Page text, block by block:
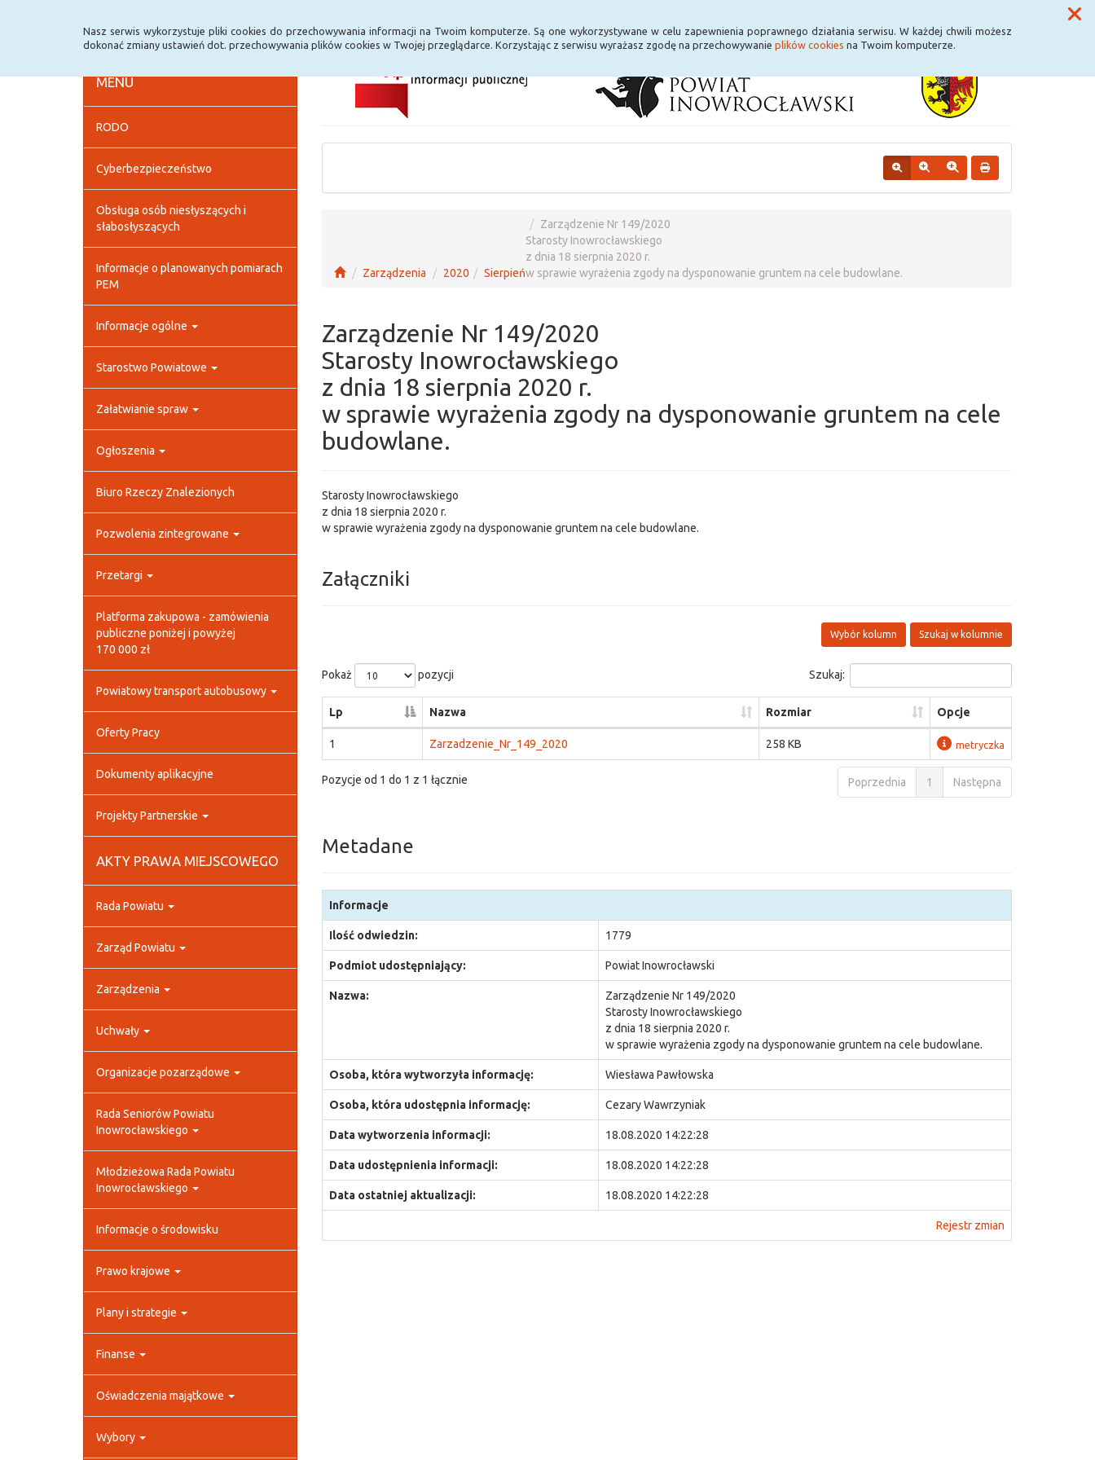
Nasz serwis wykorzystuje pliki cookies do przechowywania informacji na Twoim komputerze. Są one wykorzystywane w celu zapewnienia poprawnego działania serwisu. W każdej chwili możesz
dokonać zmiany ustawień dot. przechowywania plików cookies w Twojej przeglądarce. Korzystając z serwisu wyrażasz zgodę na przechowywanie plików cookies na Twoim komputerze.
MENU
RODO
Cyberbezpieczeństwo
Obsługa osób niesłyszących i
słabosłyszących
Informacje o planowanych pomiarach
PEM
Informacje ogólne
Starostwo Powiatowe
Załatwianie spraw
Ogłoszenia
Biuro Rzeczy Znalezionych
Pozwolenia zintegrowane
Przetargi
Platforma zakupowa - zamówienia
publiczne poniżej i powyżej
170 000 zł
Powiatowy transport autobusowy
Oferty Pracy
Dokumenty aplikacyjne
Projekty Partnerskie
AKTY PRAWA MIEJSCOWEGO
Rada Powiatu
Zarząd Powiatu
Zarządzenia
Uchwały
Organizacje pozarządowe
Rada Seniorów Powiatu
Inowrocławskiego
Młodzieżowa Rada Powiatu
Inowrocławskiego
Informacje o środowisku
Prawo krajowe
Plany i strategie
Finanse
Oświadczenia majątkowe
Wybory
Zarządzenia 2020 Sierpień
Zarządzenie Nr 149/2020
Starosty Inowrocławskiego
z dnia 18 sierpnia 2020 r.
w sprawie wyrażenia zgody na dysponowanie gruntem na cele budowlane.
Zarządzenie Nr 149/2020
Starosty Inowrocławskiego
z dnia 18 sierpnia 2020 r.
w sprawie wyrażenia zgody na dysponowanie gruntem na cele
budowlane.
Starosty Inowrocławskiego
z dnia 18 sierpnia 2020 r.
w sprawie wyrażenia zgody na dysponowanie gruntem na cele budowlane.
Załączniki
Szukaj w kolumnie
Wybór kolumn
Pokaż pozycji Szukaj:
Lp Nazwa Rozmiar Opcje
1 Zarzadzenie_Nr_149_2020 258 KB metryczka
Pozycje od 1 do 1 z 1 łącznie Poprzednia 1 Następna
Metadane
Informacje
Ilość odwiedzin: 1779
Podmiot udostępniający: Powiat Inowrocławski
Nazwa:
Zarządzenie Nr 149/2020
Starosty Inowrocławskiego
z dnia 18 sierpnia 2020 r.
w sprawie wyrażenia zgody na dysponowanie gruntem na cele budowlane.
Osoba, która wytworzyła informację: Wiesława Pawłowska
Osoba, która udostępnia informację: Cezary Wawrzyniak
Data wytworzenia informacji: 18.08.2020 14:22:28
Data udostępnienia informacji: 18.08.2020 14:22:28
Data ostatniej aktualizacji: 18.08.2020 14:22:28
Rejestr zmian